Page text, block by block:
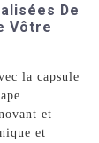
De
Vôtre
la capsule
et
et